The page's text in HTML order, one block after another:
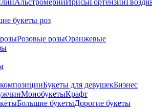
АльстромерииИрисыГортензии
букеты роз
Розовые розыОранжевые
Букеты для девушекБизнес
МонобукетыКрафт
Большие букетыДорогие букеты